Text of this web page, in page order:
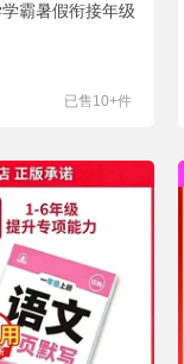
霸暑假衔接年级
已售10+件